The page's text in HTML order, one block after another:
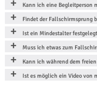
Kann ich eine Begleitperson
Findet der Fallschirmsprung
Ist ein Mindestalter
Muss ich etwas zum
Kann ich während dem
Ist es möglich ein Video von